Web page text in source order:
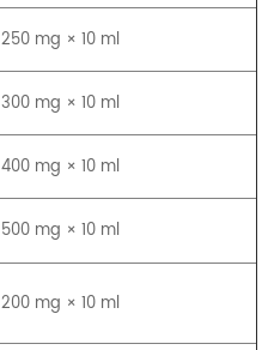
250 mg × 10 ml
300 mg × 10 ml
400 mg × 10 ml
500 mg × 10 ml
200 mg × 10 ml